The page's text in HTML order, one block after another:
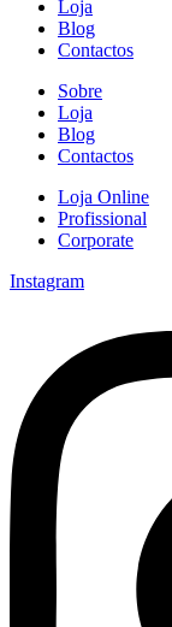
Loja
Blog
Contactos
Sobre
Loja
Blog
Contactos
Loja Online
Profissional
Corporate
Instagram